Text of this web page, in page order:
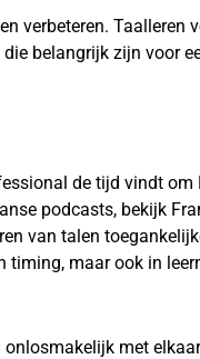
verbeteren. Taalleren
belangrijk zijn voor
de tijd vindt om
podcasts, bekijk
van talen
maar ook in
met